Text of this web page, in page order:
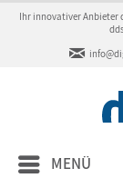
Ihr innovativer Anbieter
MENÜ